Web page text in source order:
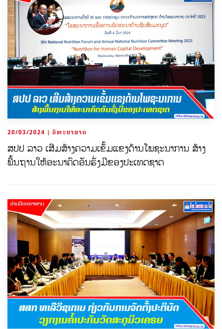
20/03/2024 | ວິທະຍາສາດ
ສປປ ລາວ ເສີມສ້າງຄວາມເຂັ້ມແຂງດ້ານໂພຊະນາການ ສ້າງ
ພື້ນຖານໃຫ້ອະນາຄົດອັນຮັ່ງມີຂອງປະເທດຊາດ